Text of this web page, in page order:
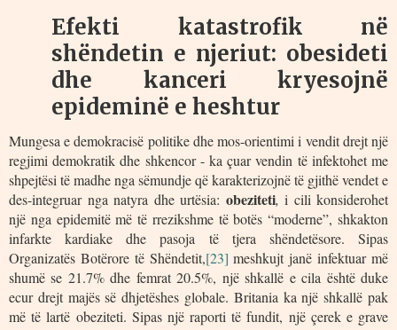
Efekti katastrofik në
shëndetin e njeriut: obesideti
dhe kanceri kryesojnë
epideminë e heshtur
Mungesa e demokracisë politike dhe mos-orientimi i vendit drejt një
regjimi demokratik dhe shkencor - ka çuar vendin të infektohet me
shpejtësi të madhe nga sëmundje që karakterizojnë të gjithë vendet e
des-integruar nga natyra dhe urtësia: obeziteti, i cili konsiderohet
një nga epidemitë më të rrezikshme të botës “moderne”, shkakton
infarkte kardiake dhe pasoja të tjera shëndetësore. Sipas
Organizatës Botërore të Shëndetit,[23] meshkujt janë infektuar më
shumë se 21.7% dhe femrat 20.5%, një shkallë e cila është duke
ecur drejt majës së dhjetëshes globale. Britania ka një shkallë pak
më të lartë obeziteti. Sipas një raporti të fundit, një çerek e grave